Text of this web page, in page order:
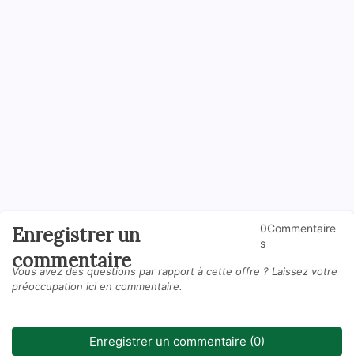
Enregistrer un
commentaire
0Commentaire
s
Vous avez des questions par rapport à cette offre ? Laissez votre
préoccupation ici en commentaire.
Enregistrer un commentaire (0)